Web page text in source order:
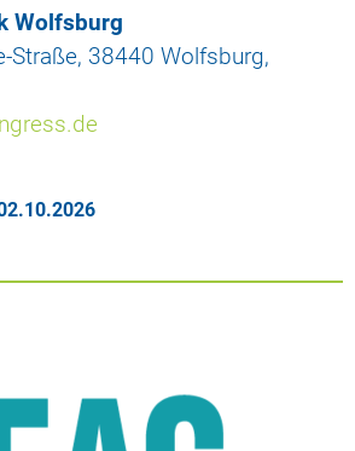
Wolfsburg
Straße, 38440 Wolfsburg,